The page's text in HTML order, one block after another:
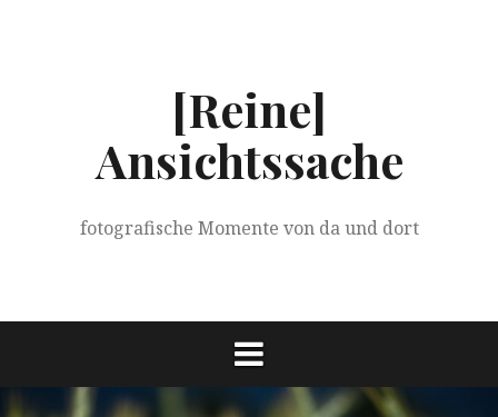
[Reine]
Ansichtssache
fotografische Momente von da und dort